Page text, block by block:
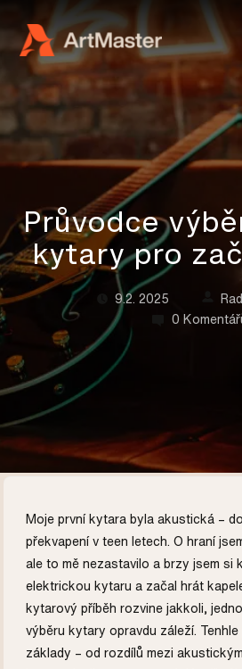
Průvodce
kytary pro
9.2. 2025
0
Moje první kytara byla akustická –
překvapení v teen letech. O hraní
ale to mě nezastavilo a brzy jsem si
elektrickou kytaru a začal hrát
kytarový příběh rozvine jakkoli,
výběru kytary opravdu záleží.
základy – od rozdílů mezi